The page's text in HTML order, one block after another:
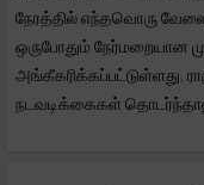
நேரத்தில் எந்தவொரு
ஒருபோதும் நேர்மறையான
அங்கீகரிக்கப்பட்டுள்ளது.
நடவடிக்கைகள்